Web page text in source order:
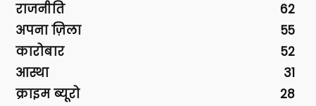
राजनीति
62
अपना ज़िला
55
कारोबार
52
आस्था
31
क्राइम ब्यूरो
28